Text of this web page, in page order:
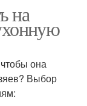
на
она
Выбор